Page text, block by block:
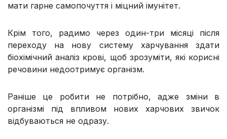
мати гарне самопочуття і міцний імунітет.
Крім того, радимо через один-три місяці після
переходу на нову систему харчування здати
біохімічний аналіз крові, щоб зрозуміти, які корисні
речовини недоотримує організм.
Раніше це робити не потрібно, адже зміни в
організмі під впливом нових харчових звичок
відбуваються не одразу.